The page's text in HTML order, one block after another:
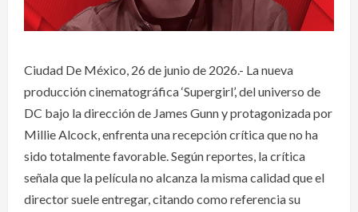
Ciudad De México, 26 de junio de 2026.- La nueva
producción cinematográfica ‘Supergirl’, del universo de
DC bajo la dirección de James Gunn y protagonizada por
Millie Alcock, enfrenta una recepción crítica que no ha
sido totalmente favorable. Según reportes, la crítica
señala que la película no alcanza la misma calidad que el
director suele entregar, citando como referencia su